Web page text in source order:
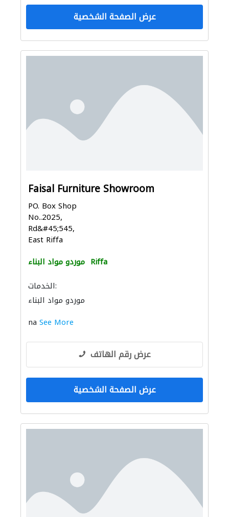
عرض الصفحة الشخصية
Faisal Furniture Showroom
PO. Box Shop
No..2025,
Rd&#45;545,
East Riffa
موردو مواد البناء Riffa
الخدمات:
موردو مواد البناء
na See More
عرض رقم الهاتف
عرض الصفحة الشخصية